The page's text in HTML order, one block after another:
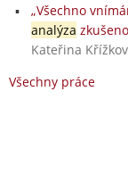
„Všechno
analýza
Kateřina
Všechny práce